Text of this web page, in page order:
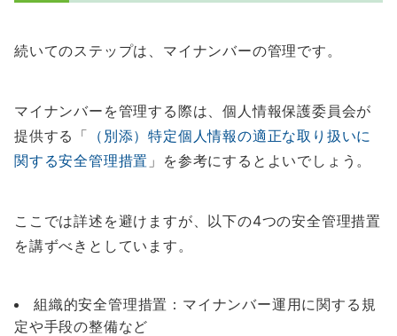
続いてのステップは、マイナンバーの管理です。
マイナンバーを管理する際は、個人情報保護委員会が
提供する「 （別添）特定個人情報の適正な取り扱いに
関する安全管理措置 」を参考にするとよいでしょう。
ここでは詳述を避けますが、以下の4つの安全管理措置
を講ずべきとしています。
組織的安全管理措置：マイナンバー運用に関する規
定や手段の整備など